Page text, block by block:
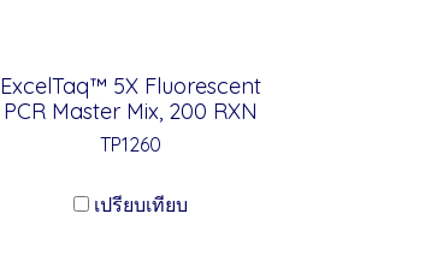
ExcelTaq™ 5X Fluorescent
PCR Master Mix, 200 RXN
TP1260
เปรียบเทียบ